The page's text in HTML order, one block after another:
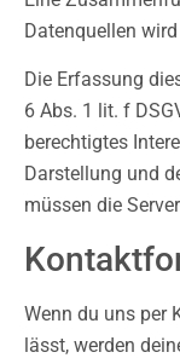
Datenquellen
Die Erfassung
6 Abs. 1 lit. f
berechtigtes
Darstellung und
müssen die
Wenn du uns per
lässt, werden